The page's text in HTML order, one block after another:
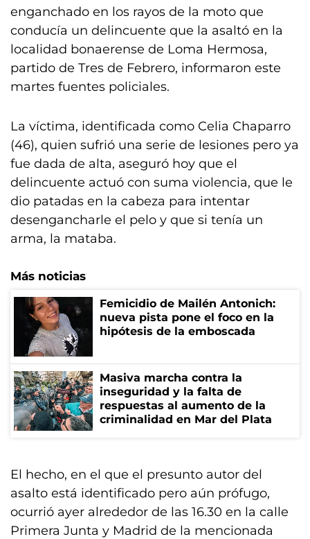
enganchado en los rayos de la moto que
conducía un delincuente que la asaltó en la
localidad bonaerense de Loma Hermosa,
partido de Tres de Febrero, informaron este
martes fuentes policiales.
La víctima, identificada como Celia Chaparro
(46), quien sufrió una serie de lesiones pero ya
fue dada de alta, aseguró hoy que el
delincuente actuó con suma violencia, que le
dio patadas en la cabeza para intentar
desengancharle el pelo y que si tenía un
arma, la mataba.
Más noticias
Femicidio de Mailén Antonich:
nueva pista pone el foco en la
hipótesis de la emboscada
Masiva marcha contra la
inseguridad y la falta de
respuestas al aumento de la
criminalidad en Mar del Plata
El hecho, en el que el presunto autor del
asalto está identificado pero aún prófugo,
ocurrió ayer alrededor de las 16.30 en la calle
Primera Junta y Madrid de la mencionada